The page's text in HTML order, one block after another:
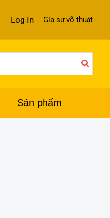
Log In Gia sư võ thuật
Sản phẩm